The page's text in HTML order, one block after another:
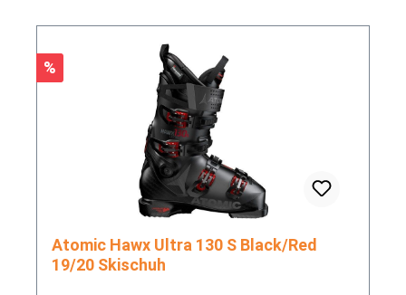
Rabatt
%
Atomic Hawx Ultra 130 S Black/Red
19/20 Skischuh